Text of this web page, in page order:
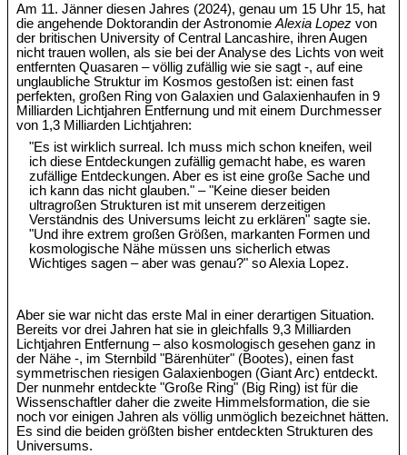
Am 11. Jänner diesen Jahres (2024), genau um 15 Uhr 15, hat
die angehende Doktorandin der AstronomieAlexia Lopez von
der britischen University of Central Lancashire, ihren Augen
nicht trauen wollen, als sie bei der Analyse des Lichts von weit
entfernten Quasaren – völlig zufällig wie sie sagt -, auf eine
unglaubliche Struktur im Kosmos gestoßen ist: einen fast
perfekten, großen Ring von Galaxien und Galaxienhaufen in 9
Milliarden Lichtjahren Entfernung und mit einem Durchmesser
von 1,3 Milliarden Lichtjahren:
"Es ist wirklich surreal. Ich muss mich schon kneifen, weil
ich diese Entdeckungen zufällig gemacht habe, es waren
zufällige Entdeckungen. Aber es ist eine große Sache und
ich kann das nicht glauben." – "Keine dieser beiden
ultragroßen Strukturen ist mit unserem derzeitigen
Verständnis des Universums leicht zu erklären" sagte sie.
"Und ihre extrem großen Größen, markanten Formen und
kosmologische Nähe müssen uns sicherlich etwas
Wichtiges sagen – aber was genau?" so Alexia Lopez.
Aber sie war nicht das erste Mal in einer derartigen Situation.
Bereits vor drei Jahren hat sie in gleichfalls 9,3 Milliarden
Lichtjahren Entfernung – also kosmologisch gesehen ganz in
der Nähe -, im Sternbild "Bärenhüter" (Bootes), einen fast
symmetrischen riesigen Galaxienbogen (Giant Arc) entdeckt.
Der nunmehr entdeckte "Große Ring" (Big Ring) ist für die
Wissenschaftler daher die zweite Himmelsformation, die sie
noch vor einigen Jahren als völlig unmöglich bezeichnet hätten.
Es sind die beiden größten bisher entdeckten Strukturen des
Universums.